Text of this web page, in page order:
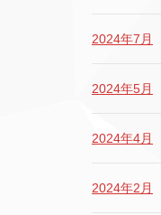
2024年7月
2024年5月
2024年4月
2024年2月